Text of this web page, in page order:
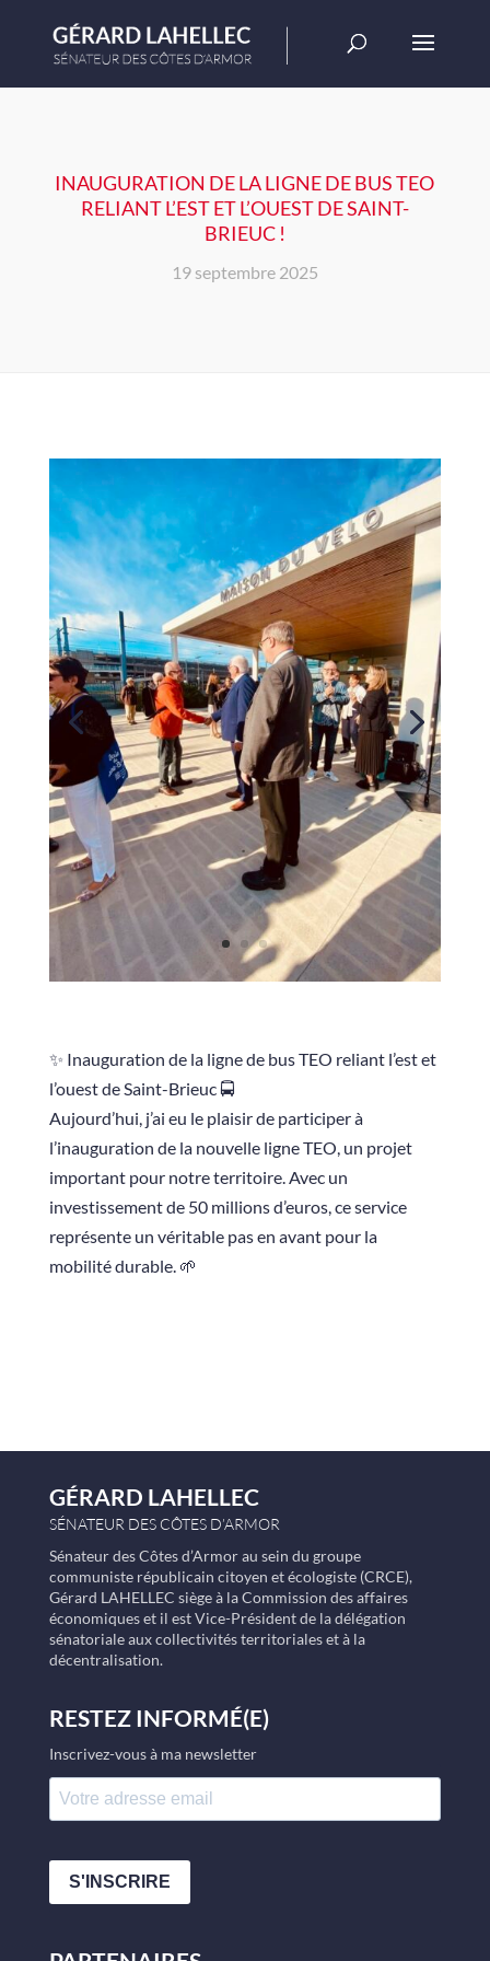
INAUGURATION DE LA LIGNE DE BUS TEO
RELIANT L’EST ET L’OUEST DE SAINT-
BRIEUC !
19 septembre 2025
✨ Inauguration de la ligne de bus TEO reliant l’est et
l’ouest de Saint-Brieuc 🚍
Aujourd’hui, j’ai eu le plaisir de participer à
l’inauguration de la nouvelle ligne TEO, un projet
important pour notre territoire. Avec un
investissement de 50 millions d’euros, ce service
représente un véritable pas en avant pour la
mobilité durable. 🌱
GÉRARD LAHELLEC
SÉNATEUR DES CÔTES D’ARMOR
Sénateur des Côtes d’Armor au sein du groupe
communiste républicain citoyen et écologiste (CRCE),
Gérard LAHELLEC siège à la Commission des affaires
économiques et il est Vice-Président de la délégation
sénatoriale aux collectivités territoriales et à la
décentralisation.
RESTEZ INFORMÉ(E)
Inscrivez-vous à ma newsletter
S'INSCRIRE